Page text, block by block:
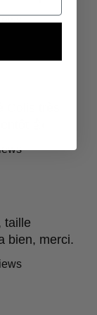
taille
bien, merci.